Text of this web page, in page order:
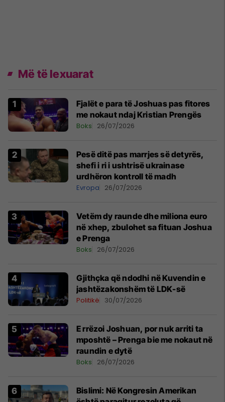
Më të lexuarat
Fjalët e para të Joshuas pas fitores
me nokaut ndaj Kristian Prengës
Boks 26/07/2026
Pesë ditë pas marrjes së detyrës,
shefi i ri i ushtrisë ukrainase
urdhëron kontroll të madh
Evropa 26/07/2026
Vetëm dy raunde dhe miliona euro
në xhep, zbulohet sa fituan Joshua
e Prenga
Boks 26/07/2026
Gjithçka që ndodhi në Kuvendin e
jashtëzakonshëm të LDK-së
Politikë 30/07/2026
E rrëzoi Joshuan, por nuk arriti ta
mposhtë – Prenga bie me nokaut në
raundin e dytë
Boks 26/07/2026
Bislimi: Në Kongresin Amerikan